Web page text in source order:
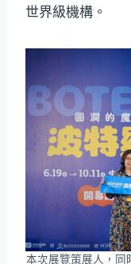
世界級機構。
本次展覽策展人，同